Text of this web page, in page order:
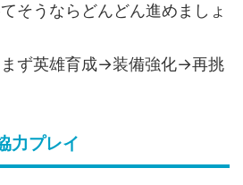
そうならどんどん進めましょ
ず英雄育成→装備強化→再挑
力プレイ